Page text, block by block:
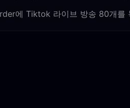
에 Tiktok 라이브 방송 80개를